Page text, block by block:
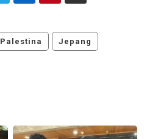
Palestina Jepang